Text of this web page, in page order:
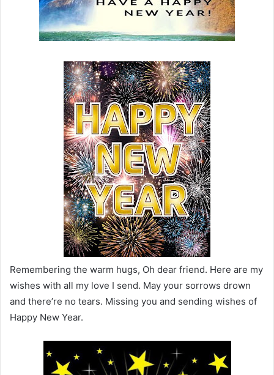
Remembering the warm hugs, Oh dear friend. Here are my
wishes with all my love I send. May your sorrows drown
and there’re no tears. Missing you and sending wishes of
Happy New Year.